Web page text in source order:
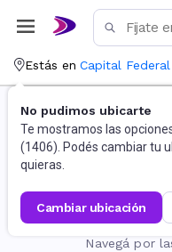
Estás en Capital Federal
No pudimos ubicarte
Te mostramos las
(1406). Podés cambiar tu
quieras.
cambiar ubicación
La
Navegá por